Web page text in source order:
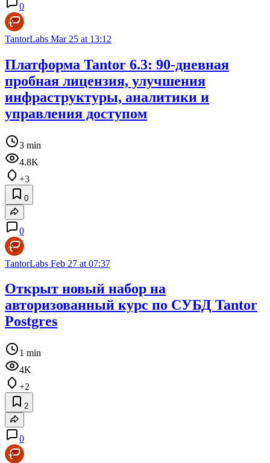
0
TantorLabs Mar 25 at 13:12
Платформа Tantor 6.3: 90-дневная
пробная лицензия, улучшения
инфраструктуры, аналитики и
управления доступом
3 min
4.8K
+3
0
0
TantorLabs Feb 27 at 07:37
Открыт новый набор на
авторизованный курс по СУБД Tantor
Postgres
1 min
4K
+2
2
0